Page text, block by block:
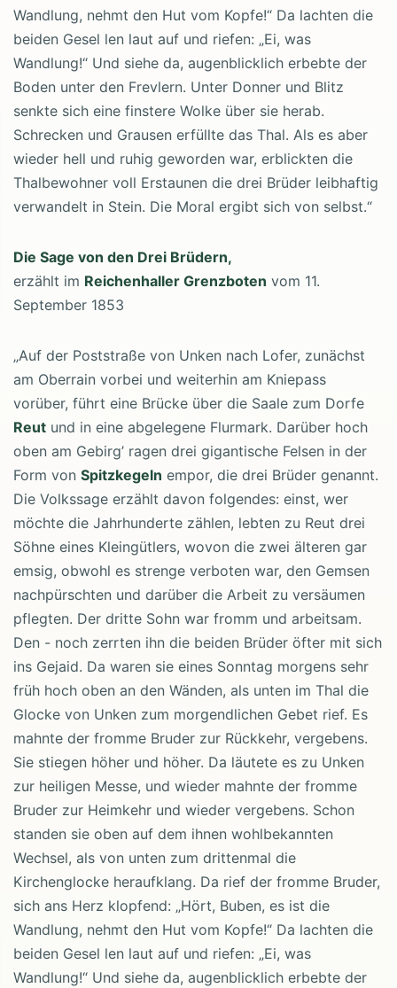
Wandlung, nehmt den Hut vom Kopfe!“ Da lachten die
beiden Gesel len laut auf und riefen: „Ei, was
Wandlung!“ Und siehe da, augenblicklich erbebte der
Boden unter den Frevlern. Unter Donner und Blitz
senkte sich eine finstere Wolke über sie herab.
Schrecken und Grausen erfüllte das Thal. Als es aber
wieder hell und ruhig geworden war, erblickten die
Thalbewohner voll Erstaunen die drei Brüder leibhaftig
verwandelt in Stein. Die Moral ergibt sich von selbst.“
Die Sage von den Drei Brüdern,
erzählt im Reichenhaller Grenzboten vom 11.
September 1853
„Auf der Poststraße von Unken nach Lofer, zunächst
am Oberrain vorbei und weiterhin am Kniepass
vorüber, führt eine Brücke über die Saale zum Dorfe
Reut und in eine abgelegene Flurmark. Darüber hoch
oben am Gebirg’ ragen drei gigantische Felsen in der
Form von Spitzkegeln empor, die drei Brüder genannt.
Die Volkssage erzählt davon folgendes: einst, wer
möchte die Jahrhunderte zählen, lebten zu Reut drei
Söhne eines Kleingütlers, wovon die zwei älteren gar
emsig, obwohl es strenge verboten war, den Gemsen
nachpürschten und darüber die Arbeit zu versäumen
pflegten. Der dritte Sohn war fromm und arbeitsam.
Den - noch zerrten ihn die beiden Brüder öfter mit sich
ins Gejaid. Da waren sie eines Sonntag morgens sehr
früh hoch oben an den Wänden, als unten im Thal die
Glocke von Unken zum morgendlichen Gebet rief. Es
mahnte der fromme Bruder zur Rückkehr, vergebens.
Sie stiegen höher und höher. Da läutete es zu Unken
zur heiligen Messe, und wieder mahnte der fromme
Bruder zur Heimkehr und wieder vergebens. Schon
standen sie oben auf dem ihnen wohlbekannten
Wechsel, als von unten zum drittenmal die
Kirchenglocke heraufklang. Da rief der fromme Bruder,
sich ans Herz klopfend: „Hört, Buben, es ist die
Wandlung, nehmt den Hut vom Kopfe!“ Da lachten die
beiden Gesel len laut auf und riefen: „Ei, was
Wandlung!“ Und siehe da, augenblicklich erbebte der